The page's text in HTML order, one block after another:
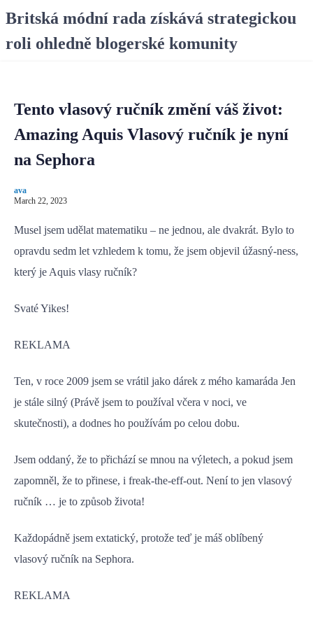
Britská módní rada získává strategickou
roli ohledně blogerské komunity
Tento vlasový ručník změní váš život:
Amazing Aquis Vlasový ručník je nyní
na Sephora
ava
March 22, 2023
Musel jsem udělat matematiku – ne jednou, ale dvakrát. Bylo to
opravdu sedm let vzhledem k tomu, že jsem objevil úžasný-ness,
který je Aquis vlasy ručník?
Svaté Yikes!
REKLAMA
Ten, v roce 2009 jsem se vrátil jako dárek z mého kamaráda Jen
je stále silný (Právě jsem to používal včera v noci, ve
skutečnosti), a dodnes ho používám po celou dobu.
Jsem oddaný, že to přichází se mnou na výletech, a pokud jsem
zapomněl, že to přinese, i freak-the-eff-out. Není to jen vlasový
ručník … je to způsob života!
Každopádně jsem extatický, protože teď je máš oblíbený
vlasový ručník na Sephora.
REKLAMA